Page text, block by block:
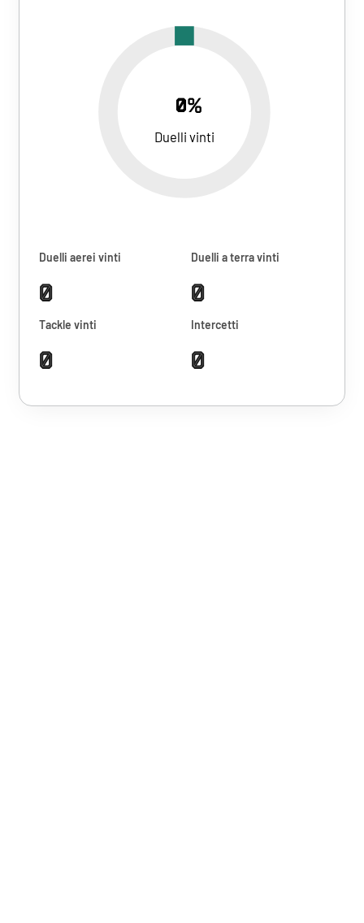
0%
Duelli vinti
Duelli aerei vinti
0
Duelli a terra vinti
0
Tackle vinti
0
Intercetti
0